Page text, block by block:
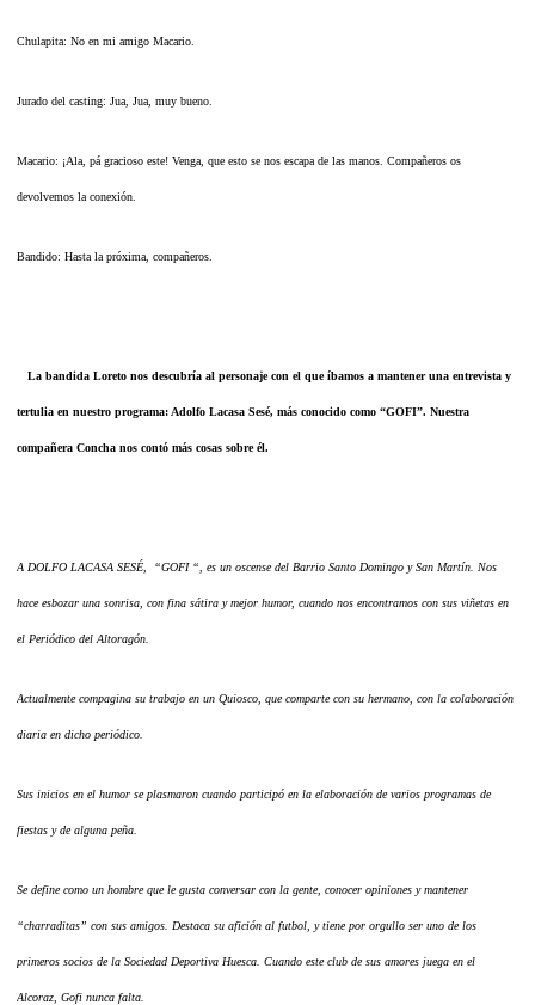
Chulapita: No en mi amigo Macario.
Jurado del casting: Jua, Jua, muy bueno.
Macario: ¡Ala, pá gracioso este! Venga, que esto se nos escapa de las manos. Compañeros os
devolvemos la conexión.
Bandido: Hasta la próxima, compañeros.
La bandida Loreto nos descubría al personaje con el que íbamos a mantener una entrevista y
tertulia en nuestro programa: Adolfo Lacasa Sesé, más conocido como “GOFI”. Nuestra
compañera Concha nos contó más cosas sobre él.
A DOLFO LACASA SESÉ, “GOFI “, es un oscense del Barrio Santo Domingo y San Martín. Nos
hace esbozar una sonrisa, con fina sátira y mejor humor, cuando nos encontramos con sus viñetas en
el Periódico del Altoragón.
Actualmente compagina su trabajo en un Quiosco, que comparte con su hermano, con la colaboración
diaria en dicho periódico.
Sus inicios en el humor se plasmaron cuando participó en la elaboración de varios programas de
fiestas y de alguna peña.
Se define como un hombre que le gusta conversar con la gente, conocer opiniones y mantener
“charraditas” con sus amigos. Destaca su afición al futbol, y tiene por orgullo ser uno de los
primeros socios de la Sociedad Deportiva Huesca. Cuando este club de sus amores juega en el
Alcoraz, Gofi nunca falta.